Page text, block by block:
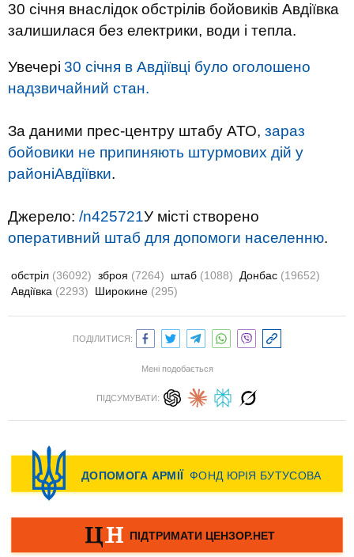
30 січня внаслідок обстрілів бойовиків Авдіївка
залишилася без електрики, води і тепла.
Увечері 30 січня в Авдіївці було оголошено
надзвичайний стан.
За даними прес-центру штабу АТО, зараз
бойовики не припиняють штурмових дій у
районіАвдіївки.
Джерело: /n425721У місті створено
оперативний штаб для допомоги населенню.
обстріл (36092) зброя (7264) штаб (1088) Донбас (19652)
Авдіївка (2293) Широкине (295)
ПОДІЛИТИСЯ:
Мені подобається
ПІДСУМУВАТИ: